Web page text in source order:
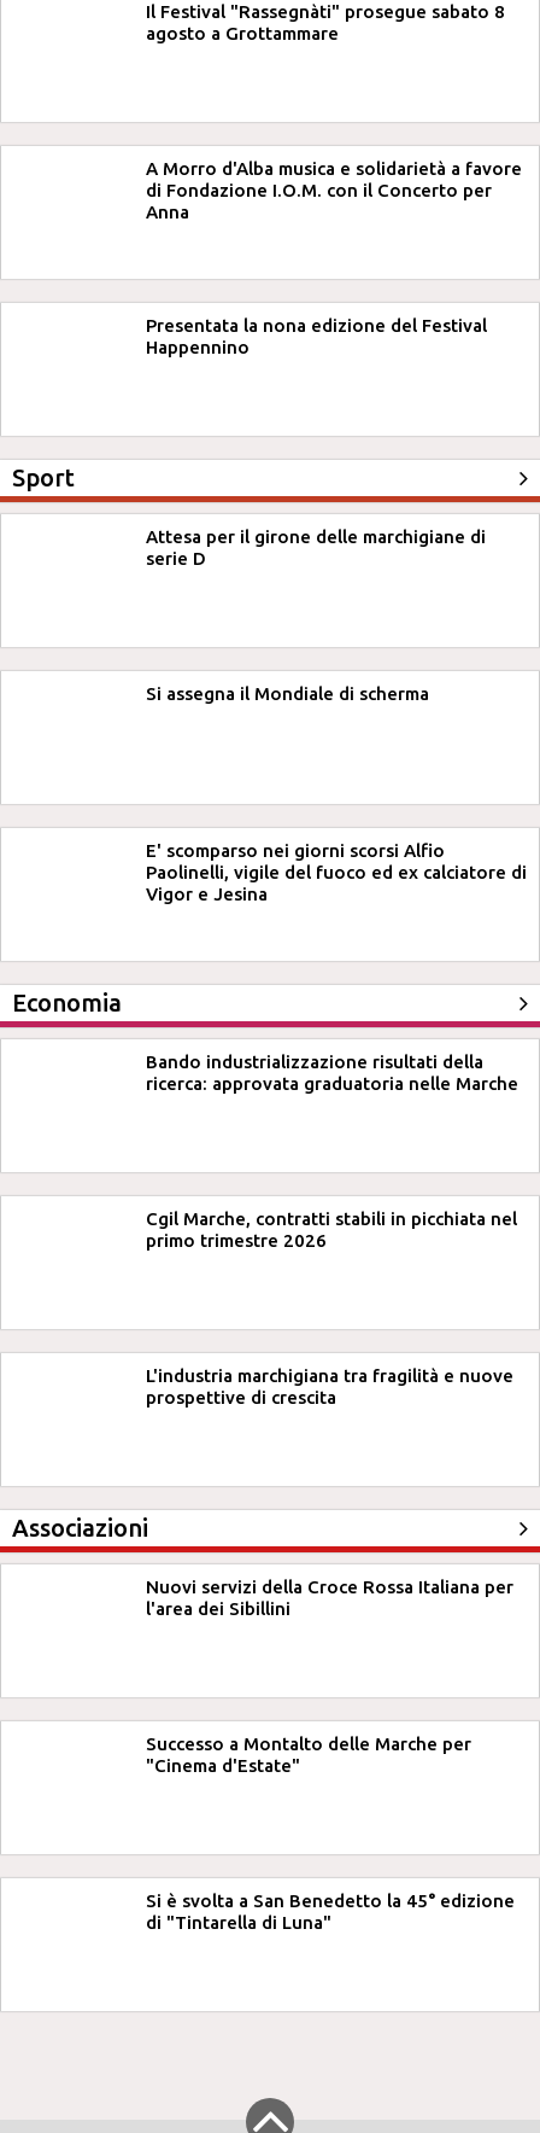
Il Festival "Rassegnàti" prosegue sabato 8
agosto a Grottammare
A Morro d'Alba musica e solidarietà a favore
di Fondazione I.O.M. con il Concerto per
Anna
Presentata la nona edizione del Festival
Happennino
Sport
Attesa per il girone delle marchigiane di
serie D
Si assegna il Mondiale di scherma
E' scomparso nei giorni scorsi Alfio
Paolinelli, vigile del fuoco ed ex calciatore di
Vigor e Jesina
Economia
Bando industrializzazione risultati della
ricerca: approvata graduatoria nelle Marche
Cgil Marche, contratti stabili in picchiata nel
primo trimestre 2026
L'industria marchigiana tra fragilità e nuove
prospettive di crescita
Associazioni
Nuovi servizi della Croce Rossa Italiana per
l'area dei Sibillini
Successo a Montalto delle Marche per
"Cinema d'Estate"
Si è svolta a San Benedetto la 45° edizione
di "Tintarella di Luna"